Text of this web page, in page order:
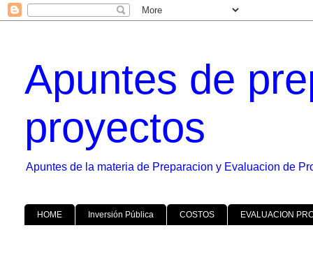
Apuntes de
proyectos
Apuntes de la materia de Preparacion y Evaluacion de
HOME Inversión Pública COSTOS EVALUACION